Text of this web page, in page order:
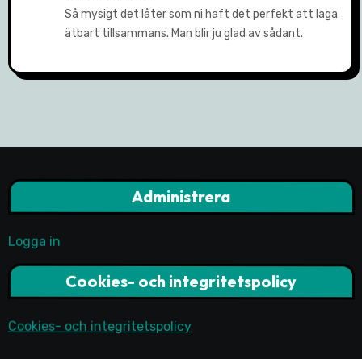
Så mysigt det låter som ni haft det perfekt att laga
ätbart tillsammans. Man blir ju glad av sådant.
Administrera
Logga in
Cookies- och integritetspolicy
Cookies- och integritetspolicy